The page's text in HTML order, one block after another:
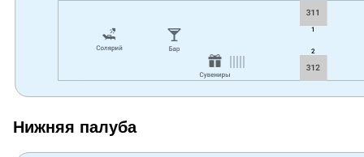
Нижняя палуба